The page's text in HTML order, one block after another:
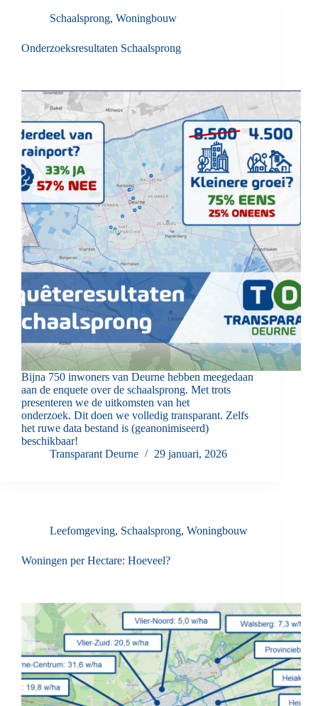
Schaalsprong, Woningbouw
Onderzoeksresultaten Schaalsprong
Bijna 750 inwoners van Deurne hebben meegedaan
aan de enquete over de schaalsprong. Met trots
presenteren we de uitkomsten van het
onderzoek. Dit doen we volledig transparant. Zelfs
het ruwe data bestand is (geanonimiseerd)
beschikbaar!
Transparant Deurne
29 januari, 2026
Leefomgeving, Schaalsprong, Woningbouw
Woningen per Hectare: Hoeveel?